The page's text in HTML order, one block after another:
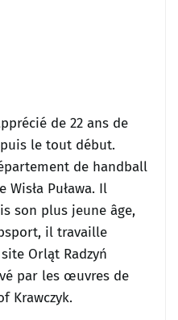
de 22 ans de
le tout début.
de handball
Puława. Il
son plus jeune âge,
il travaille
Orląt Radzyń
par les œuvres de
Krawczyk.